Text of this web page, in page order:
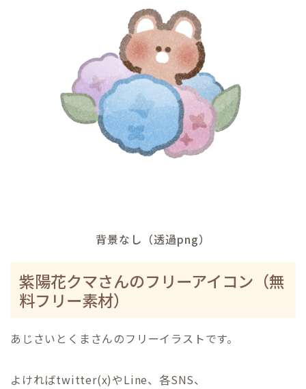
背景なし（透過png）
紫陽花クマさんのフリーアイコン（無
料フリー素材）
あじさいとくま さんのフリーイラストです。
よければtwitter(x)やLine、各SNS、